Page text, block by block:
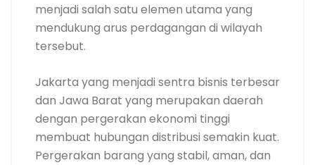
menjadi salah satu elemen utama yang
mendukung arus perdagangan di wilayah
tersebut.
Jakarta yang menjadi sentra bisnis terbesar
dan Jawa Barat yang merupakan daerah
dengan pergerakan ekonomi tinggi
membuat hubungan distribusi semakin kuat.
Pergerakan barang yang stabil, aman, dan